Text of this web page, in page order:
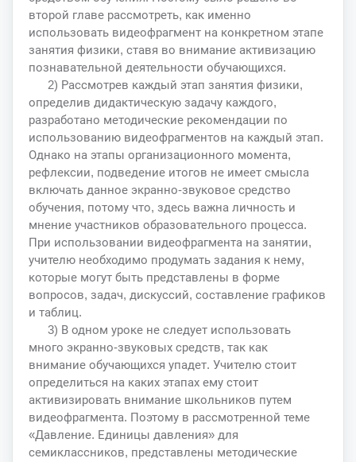
второй главе рассмотреть, как именно
использовать видеофрагмент на конкретном этапе
занятия физики, ставя во внимание активизацию
познавательной деятельности обучающихся.
2) Рассмотрев каждый этап занятия физики,
определив дидактическую задачу каждого,
разработано методические рекомендации по
использованию видеофрагментов на каждый этап.
Однако на этапы организационного момента,
рефлексии, подведение итогов не имеет смысла
включать данное экранно-звуковое средство
обучения, потому что, здесь важна личность и
мнение участников образовательного процесса.
При использовании видеофрагмента на занятии,
учителю необходимо продумать задания к нему,
которые могут быть представлены в форме
вопросов, задач, дискуссий, составление графиков
и таблиц.
3) В одном уроке не следует использовать
много экранно-звуковых средств, так как
внимание обучающихся упадет. Учителю стоит
определиться на каких этапах ему стоит
активизировать внимание школьников путем
видеофрагмента. Поэтому в рассмотренной теме
«Давление. Единицы давления» для
семиклассников, представлены методические